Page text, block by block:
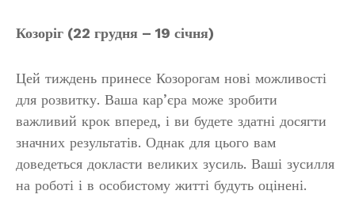
Козоріг (22 грудня – 19 січня)
Цей тиждень принесе Козорогам нові можливості
для розвитку. Ваша кар’єра може зробити
важливий крок вперед, і ви будете здатні досягти
значних результатів. Однак для цього вам
доведеться докласти великих зусиль. Ваші зусилля
на роботі і в особистому житті будуть оцінені.